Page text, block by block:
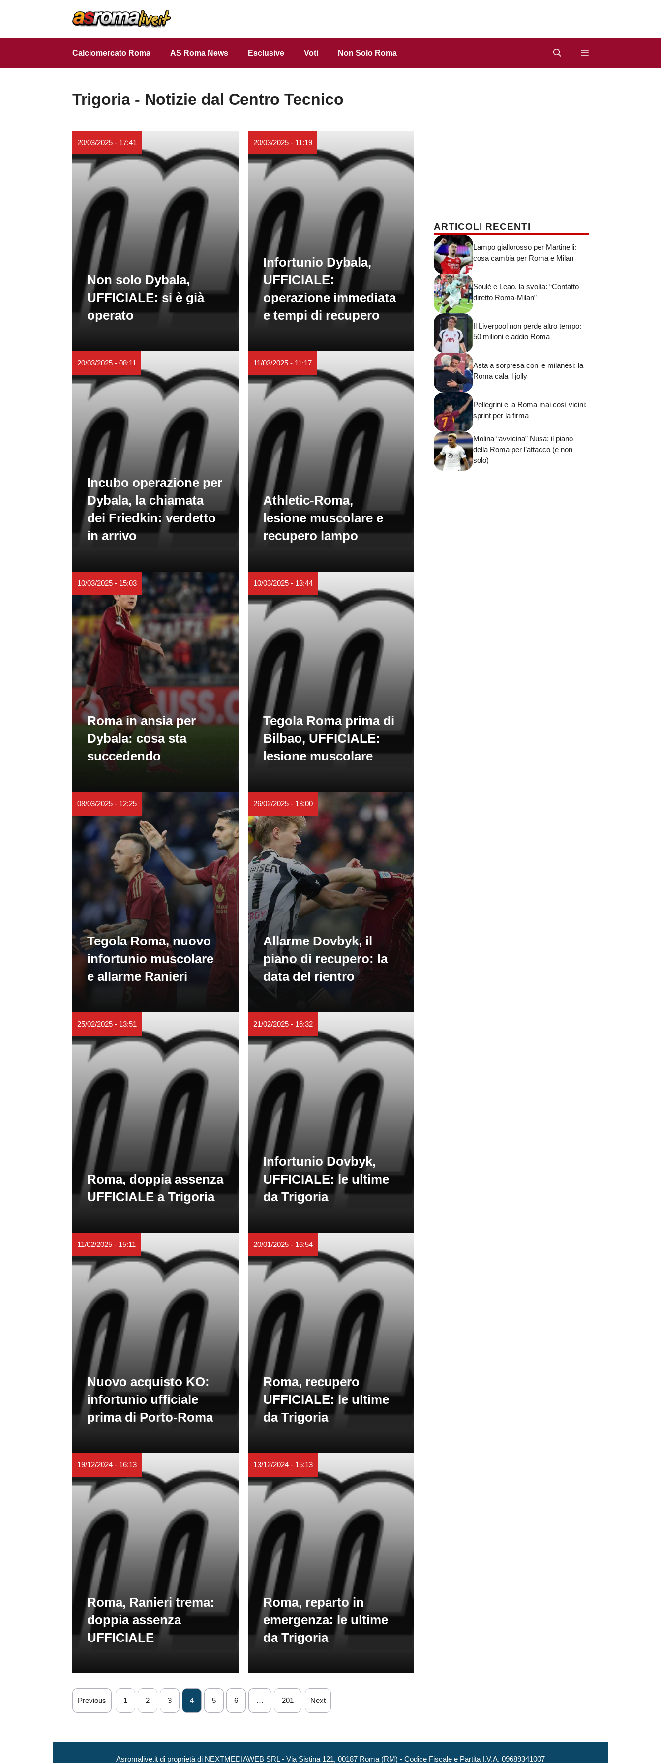
Calciomercato Roma AS Roma News Esclusive Voti Non Solo Roma
Trigoria - Notizie dal Centro Tecnico
20/03/2025 - 17:41
Non solo Dybala,
UFFICIALE: si è già
operato
20/03/2025 - 11:19
Infortunio Dybala,
UFFICIALE:
operazione immediata
e tempi di recupero
20/03/2025 - 08:11
Incubo operazione per
Dybala, la chiamata
dei Friedkin: verdetto
in arrivo
11/03/2025 - 11:17
Athletic-Roma,
lesione muscolare e
recupero lampo
10/03/2025 - 15:03
Roma in ansia per
Dybala: cosa sta
succedendo
10/03/2025 - 13:44
Tegola Roma prima di
Bilbao, UFFICIALE:
lesione muscolare
08/03/2025 - 12:25
Tegola Roma, nuovo
infortunio muscolare
e allarme Ranieri
26/02/2025 - 13:00
Allarme Dovbyk, il
piano di recupero: la
data del rientro
25/02/2025 - 13:51
Roma, doppia assenza
UFFICIALE a Trigoria
21/02/2025 - 16:32
Infortunio Dovbyk,
UFFICIALE: le ultime
da Trigoria
11/02/2025 - 15:11
Nuovo acquisto KO:
infortunio ufficiale
prima di Porto-Roma
20/01/2025 - 16:54
Roma, recupero
UFFICIALE: le ultime
da Trigoria
19/12/2024 - 16:13
Roma, Ranieri trema:
doppia assenza
UFFICIALE
13/12/2024 - 15:13
Roma, reparto in
emergenza: le ultime
da Trigoria
Previous 1 2 3 4 5 6 … 201 Next
ARTICOLI RECENTI
Lampo giallorosso per Martinelli:
cosa cambia per Roma e Milan
Soulé e Leao, la svolta: “Contatto
diretto Roma-Milan”
Il Liverpool non perde altro tempo:
50 milioni e addio Roma
Asta a sorpresa con le milanesi: la
Roma cala il jolly
Pellegrini e la Roma mai così vicini:
sprint per la firma
Molina “avvicina” Nusa: il piano
della Roma per l’attacco (e non
solo)
Asromalive.it di proprietà di NEXTMEDIAWEB SRL - Via Sistina 121, 00187 Roma (RM) - Codice Fiscale e Partita I.V.A. 09689341007